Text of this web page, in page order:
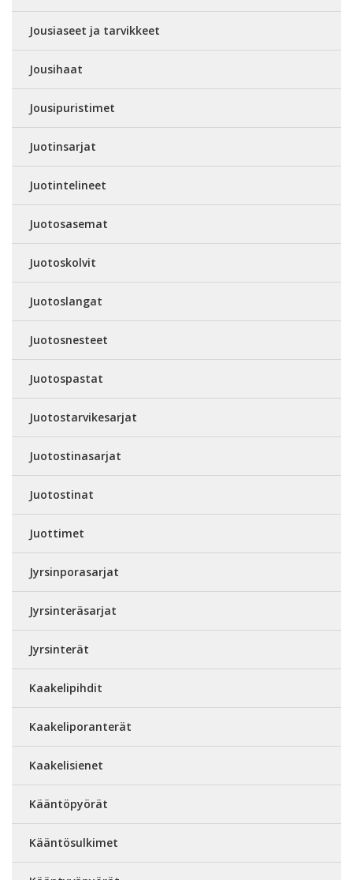
Jousiaseet ja tarvikkeet
Jousihaat
Jousipuristimet
Juotinsarjat
Juotintelineet
Juotosasemat
Juotoskolvit
Juotoslangat
Juotosnesteet
Juotospastat
Juotostarvikesarjat
Juotostinasarjat
Juotostinat
Juottimet
Jyrsinporasarjat
Jyrsinteräsarjat
Jyrsinterät
Kaakelipihdit
Kaakeliporanterät
Kaakelisienet
Kääntöpyörät
Kääntösulkimet